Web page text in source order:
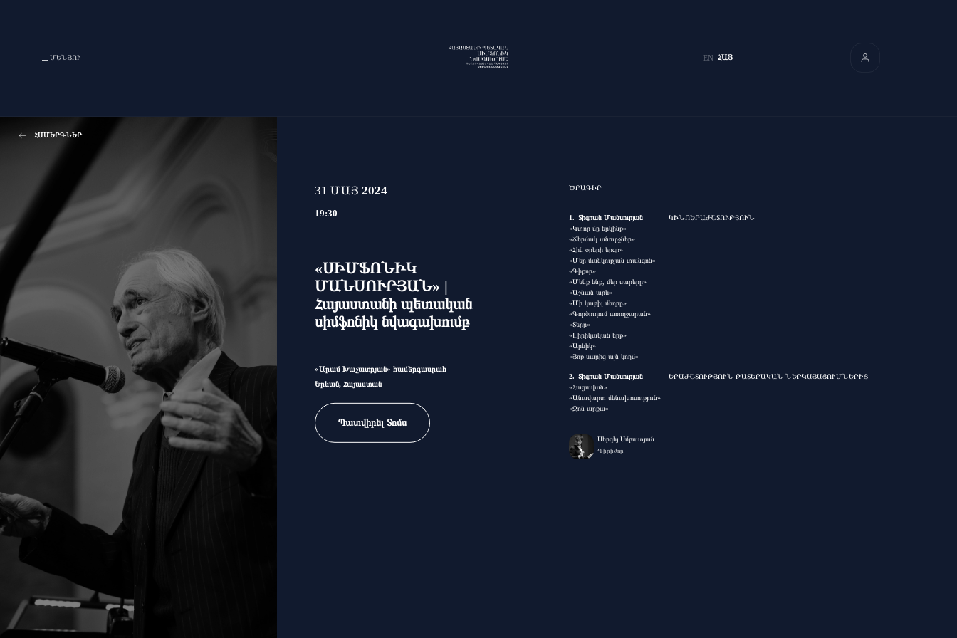
ՄԵՆՅՈՒ EN ՀԱՅ
ՀԱՄԵՐԳՆԵՐ
31 ՄԱՅ2024
19:30
«ՍԻՄՖՈՆԻԿ
ՄԱՆՍՈՒՐՅԱՆ» |
Հայաստանի պետական
սիմֆոնիկ նվագախումբ
«Արամ Խաչատրյան» համերգասրահ
Երևան, Հայաստան
Պատվիրել Տոմս
ԾՐԱԳԻՐ
Տիգրան Մանսուրյան
ԿԻՆՈԵՐԱԺՇՏՈՒԹՅՈՒՆ
«Կտոր մը երկինք»
«Ճերմակ անուրջներ»
«Հին օրերի երգը»
«Մեր մանկության տանգոն»
«Գիքոր»
«Մենք ենք, մեր սարերը»
«Աշնան արև»
«Մի կաթիլ մեղրը»
«Գործուղում առողջարան»
«Տերը»
«Լիրիկական երթ»
«Արևիկ»
«Յոթ սարից այն կողմ»
Տիգրան Մանսուրյան
ԵՐԱԺՇՏՈՒԹՅՈՒՆ ԹԱՏԵՐԱԿԱՆ ՆԵՐԿԱՅԱՑՈՒՄՆԵՐԻՑ
«Հացավան»
«Անավարտ մենախոսություն»
«Ջոն արքա»
Սերգեյ Սմբատյան
Դիրիժոր